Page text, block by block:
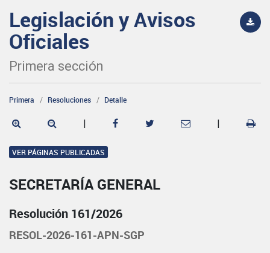
Legislación y Avisos
Oficiales
Primera sección
Primera Resoluciones Detalle
| |
VER PÁGINAS PUBLICADAS
SECRETARÍA GENERAL
Resolución 161/2026
RESOL-2026-161-APN-SGP